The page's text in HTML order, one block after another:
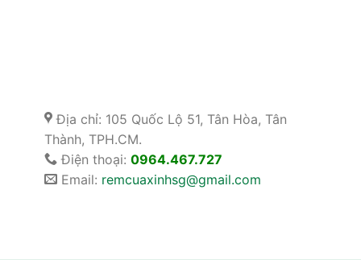
Địa chỉ: 105 Quốc Lộ 51, Tân Hòa, Tân
Thành, TPH.CM.
Điện thoại: 0964.467.727
Email: remcuaxinhsg@gmail.com